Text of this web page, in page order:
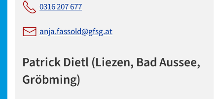
0316 207 677
anja.fassold@gfsg.at
Patrick Dietl (Liezen, Bad Aussee,
Gröbming)